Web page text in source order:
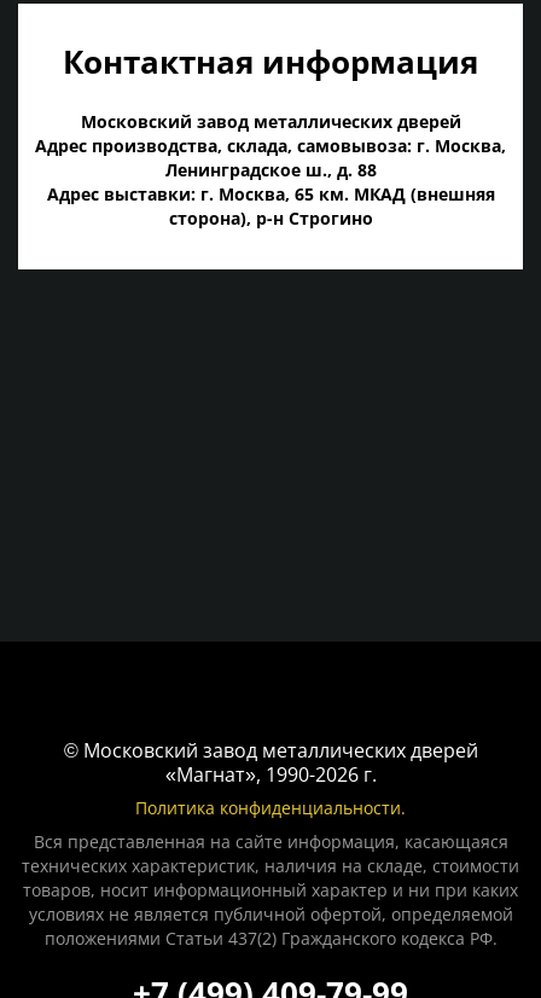
Контактная информация
Московский завод металлических дверей
Адрес производства, склада, самовывоза: г. Москва,
Ленинградское ш., д. 88
Адрес выставки: г. Москва, 65 км. МКАД (внешняя
сторона), р-н Строгино
© Московский завод металлических дверей
«Магнат», 1990-2026 г.
Политика конфиденциальности.
Вся представленная на сайте информация, касающаяся
технических характеристик, наличия на складе, стоимости
товаров, носит информационный характер и ни при каких
условиях не является публичной офертой, определяемой
положениями Статьи 437(2) Гражданского кодекса РФ.